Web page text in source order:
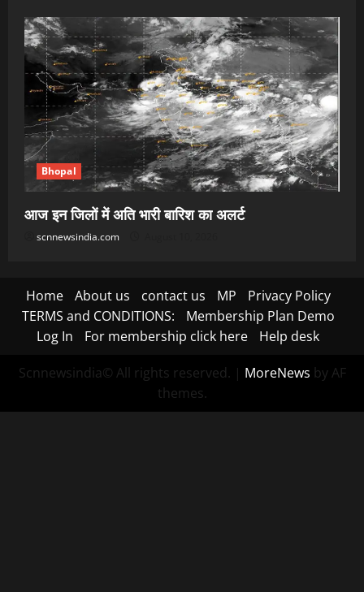
Bhopal
आज इन जिलों में अति भारी बारिश का अलर्ट
scnnewsindia.com
Home About us contact us MP
Privacy Policy
TERMS and CONDITIONS:
Membership Plan Demo
Log In
For membership click here Help desk
Scnnewsindia© All rights reserved. | MoreNews by AF
themes.